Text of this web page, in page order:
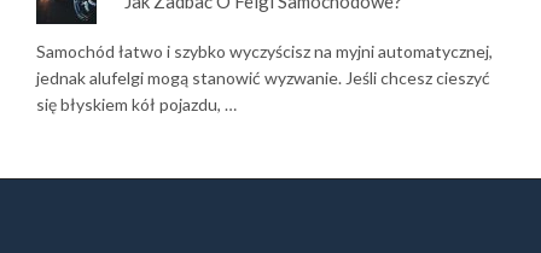
Samochód łatwo i szybko wyczyścisz na myjni automatycznej,
jednak alufelgi mogą stanowić wyzwanie. Jeśli chcesz cieszyć
się błyskiem kół pojazdu, …